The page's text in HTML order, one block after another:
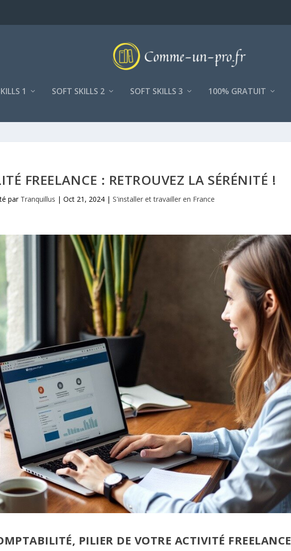
1 SOFT SKILLS 2 SOFT SKILLS 3 100% GRATUIT
FREELANCE : RETROUVEZ LA SÉRÉNITÉ !
par Tranquillus |Oct 21, 2024 |S'installer et travailler en France
PILIER DE VOTRE ACTIVITÉ FREELANCE